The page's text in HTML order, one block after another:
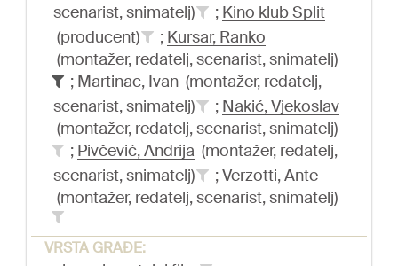
scenarist, snimatelj)
; Kino klub Split
(producent)
; Kursar, Ranko
(montažer, redatelj, scenarist, snimatelj)
; Martinac, Ivan (montažer, redatelj,
scenarist, snimatelj)
; Nakić, Vjekoslav
(montažer, redatelj, scenarist, snimatelj)
; Pivčević, Andrija (montažer, redatelj,
scenarist, snimatelj)
;Verzotti, Ante
(montažer, redatelj, scenarist, snimatelj)
VRSTA GRAĐE: